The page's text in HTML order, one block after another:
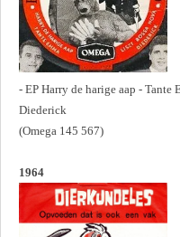
- EP Harry de harige aap - Tante
Diederick
(Omega 145 567)
1964